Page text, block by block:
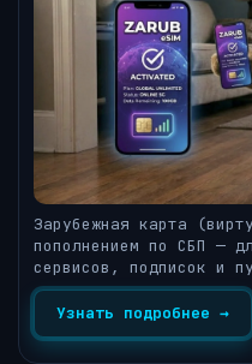
Зарубежная карта
пополнением по СБП —
сервисов, подписок и
Узнать подробнее →